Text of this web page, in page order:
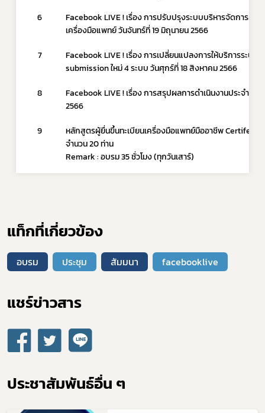
6
Facebook LIVE ! เรื่อง การปรับปรุงระบบบริหารจัดการคำข
เครื่องมือแพทย์ วันจันทร์ที่ 19 มิถุนายน 2566
7
Facebook LIVE ! เรื่อง การเปลี่ยนแปลงการให้บริการระบบ
submission ใหม่ 4 ระบบ วันศุกร์ที่ 18 สิงหาคม 2566
8
Facebook LIVE ! เรื่อง การสรุปผลการดำเนินงานประจำปี
2566
9
หลักสูตรผู้ยื่นขึ้นทะเบียนเครื่องมือแพทย์มืออาชีพ Certifed
จำนวน 20 ท่าน
Remark : อบรม 35 ชั่วโมง (ทุกวันเสาร์)
แท็กที่เกี่ยวข้อง
อบรม ประชุม สัมมนา facebooklive
แชร์ข่าวสาร​
ประชาสัมพันธ์อื่น ๆ
Subscribe
เลือกหัวข้อที่ท่านต้องการ Subscribe
ข่าวประชาสัมพันธ์ทั่วไป